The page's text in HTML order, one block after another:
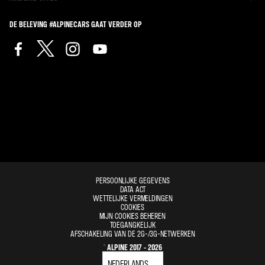
DE BELEVING #ALPINECARS GAAT VERDER OP
PERSOONLIJKE GEGEVENS
DATA ACT
WETTELIJKE VERMELDINGEN
COOKIES
MIJN COOKIES BEHEREN
TOEGANGKELIJK
AFSCHAKELING VAN DE 2G-/3G-NETWERKEN
© ALPINE 2017 - 2026